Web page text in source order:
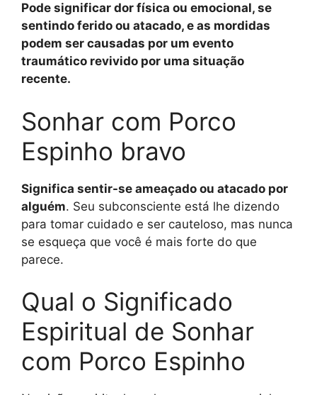
Pode significar dor física ou emocional, se
sentindo ferido ou atacado, e as mordidas
podem ser causadas por um evento
traumático revivido por uma situação
recente.
Sonhar com Porco
Espinho bravo
Significa sentir-se ameaçado ou atacado por
alguém. Seu subconsciente está lhe dizendo
para tomar cuidado e ser cauteloso, mas nunca
se esqueça que você é mais forte do que
parece.
Qual o Significado
Espiritual de Sonhar
com Porco Espinho